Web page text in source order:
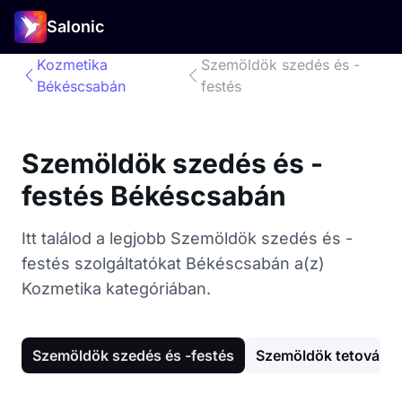
Salonic
Kozmetika
Békéscsabán
Szemöldök szedés és -
festés
Szemöldök szedés és -
festés Békéscsabán
Itt találod a legjobb Szemöldök szedés és -
festés szolgáltatókat Békéscsabán a(z)
Kozmetika kategóriában.
Szemöldök szedés és -festés Szemöldök tetoválás